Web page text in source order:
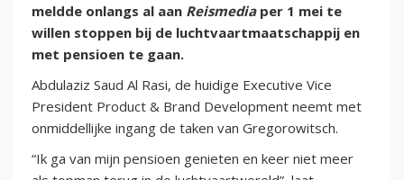
meldde onlangs al aan Reismedia per 1 mei te
willen stoppen bij de luchtvaartmaatschappij en
met pensioen te gaan.
Abdulaziz Saud Al Rasi, de huidige Executive Vice
President Product & Brand Development neemt met
onmiddellijke ingang de taken van Gregorowitsch.
“Ik ga van mijn pensioen genieten en keer niet meer